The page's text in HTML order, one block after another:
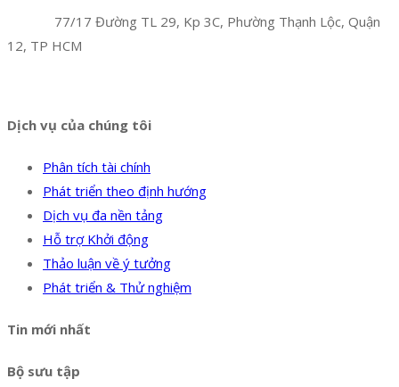
77/17 Đường TL 29, Kp 3C, Phường Thạnh Lộc, Quận
12, TP HCM
Dịch vụ của chúng tôi
Phân tích tài chính
Phát triển theo định hướng
Dịch vụ đa nền tảng
Hỗ trợ Khởi động
Thảo luận về ý tưởng
Phát triển & Thử nghiệm
Tin mới nhất
Bộ sưu tập